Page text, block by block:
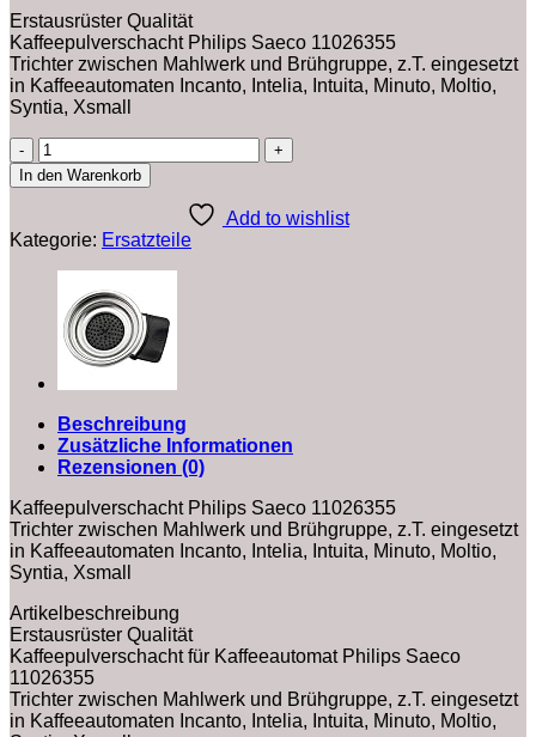
Erstausrüster Qualität
Kaffeepulverschacht Philips Saeco 11026355
Trichter zwischen Mahlwerk und Brühgruppe, z.T. eingesetzt
in Kaffeeautomaten Incanto, Intelia, Intuita, Minuto, Moltio,
Syntia, Xsmall
Saeco
Förderband
für
Kaffeemaschine,
Espresso
11026355
Menge
In den Warenkorb
Add to wishlist
Kategorie: Ersatzteile
Beschreibung
Zusätzliche Informationen
Rezensionen (0)
Kaffeepulverschacht Philips Saeco 11026355
Trichter zwischen Mahlwerk und Brühgruppe, z.T. eingesetzt
in Kaffeeautomaten Incanto, Intelia, Intuita, Minuto, Moltio,
Syntia, Xsmall
Artikelbeschreibung
Erstausrüster Qualität
Kaffeepulverschacht für Kaffeeautomat Philips Saeco
11026355
Trichter zwischen Mahlwerk und Brühgruppe, z.T. eingesetzt
in Kaffeeautomaten Incanto, Intelia, Intuita, Minuto, Moltio,